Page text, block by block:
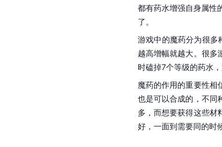
都有药水增强自身属性
了。
游戏中的魔药分为很多
越高增幅就越大。很多
时磕掉7个等级的药水
魔药的作用的重要性相
也是可以合成的，不同
多，而想要获得这些材
好，一面到需要同的时